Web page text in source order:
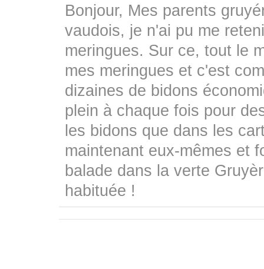
Bonjour, Mes parents
vaudois, je n'ai pu me
meringues. Sur ce, tout le
mes meringues et c'est
dizaines de bidons
plein à chaque fois pour
les bidons que dans les
maintenant eux-mêmes et
balade dans la verte
habituée !